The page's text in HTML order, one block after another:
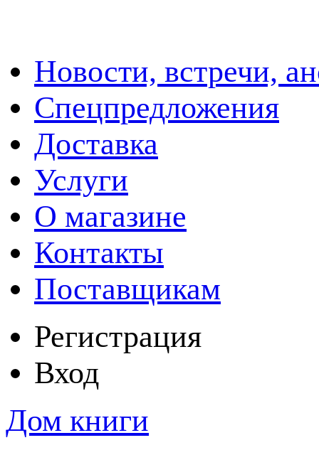
Новости, встречи,
Спецпредложения
Доставка
Услуги
О магазине
Контакты
Поставщикам
Регистрация
Вход
Дом книги